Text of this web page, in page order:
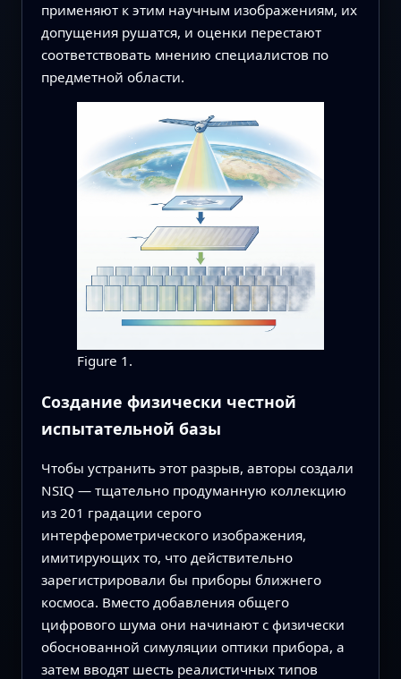
применяют к этим научным изображениям, их
допущения рушатся, и оценки перестают
соответствовать мнению специалистов по
предметной области.
Figure 1.
Создание физически честной
испытательной базы
Чтобы устранить этот разрыв, авторы создали
NSIQ — тщательно продуманную коллекцию
из 201 градации серого
интерферометрического изображения,
имитирующих то, что действительно
зарегистрировали бы приборы ближнего
космоса. Вместо добавления общего
цифрового шума они начинают с физически
обоснованной симуляции оптики прибора, а
затем вводят шесть реалистичных типов